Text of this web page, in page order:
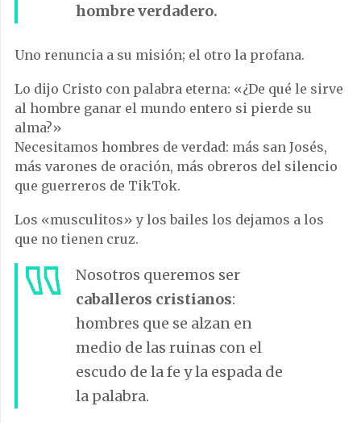
hombre verdadero.
Uno renuncia a su misión; el otro la profana.
Lo dijo Cristo con palabra eterna: «¿De qué le sirve
al hombre ganar el mundo entero si pierde su
alma?»
Necesitamos hombres de verdad: más san Josés,
más varones de oración, más obreros del silencio
que guerreros de TikTok.
Los «musculitos» y los bailes los dejamos a los
que no tienen cruz.
Nosotros queremos ser
caballeros cristianos:
hombres que se alzan en
medio de las ruinas con el
escudo de la fe y la espada de
la palabra.